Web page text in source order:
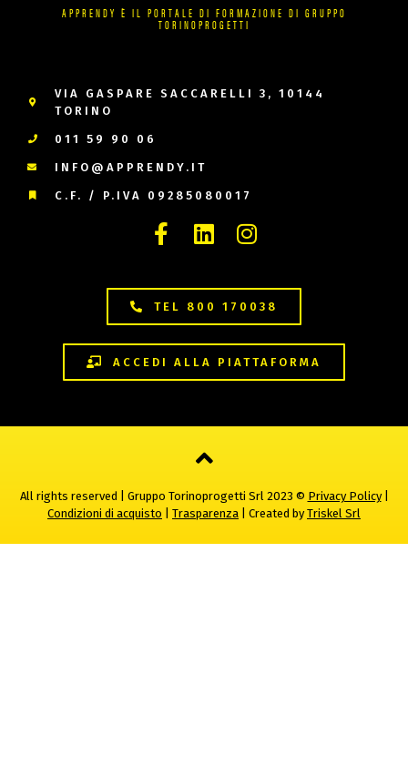
APPRENDY È IL PORTALE DI FORMAZIONE DI GRUPPO
TORINOPROGETTI
VIA GASPARE SACCARELLI 3, 10144
TORINO
011 59 90 06
INFO@APPRENDY.IT
C.F. / P.IVA 09285080017
TEL 800 170038
ACCEDI ALLA PIATTAFORMA
All rights reserved | Gruppo Torinoprogetti Srl 2023 © Privacy Policy|
Condizioni di acquisto
Trasparenza | Created byTriskel Srl